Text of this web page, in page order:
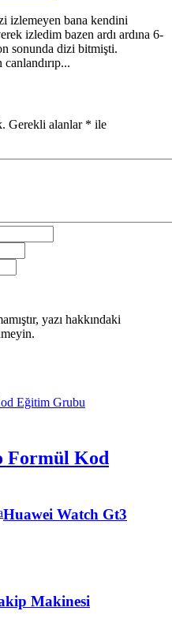
izlemeyen bana kendini
izledim bazen ardı ardına 6-
sonunda dizi bitmişti.
Gerekli alanlar * ile
yazı hakkındaki
Formül Kod
Huawei Watch Gt3
Makinesi